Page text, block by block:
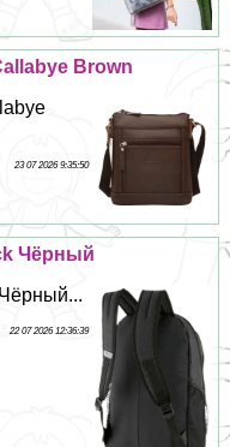
Brown
23 07 2026 9:35:50
Чёрный
22 07 2026 12:36:39